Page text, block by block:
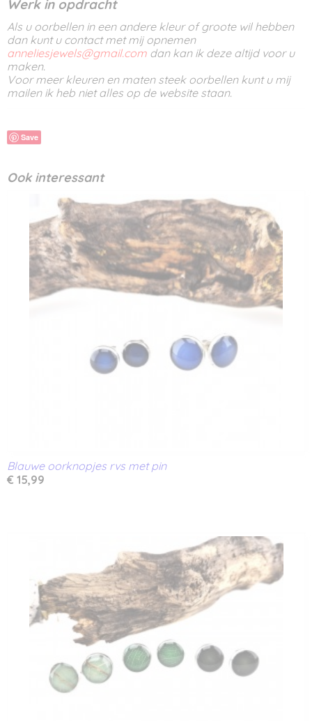
Werk in opdracht
Als u oorbellen in een andere kleur of groote wil hebben
dan kunt u contact met mij opnemen
anneliesjewels@gmail.com dan kan ik deze altijd voor u
maken.
Voor meer kleuren en maten steek oorbellen kunt u mij
mailen ik heb niet alles op de website staan.
Save
Ook interessant
Blauwe oorknopjes rvs met pin
€ 15,99